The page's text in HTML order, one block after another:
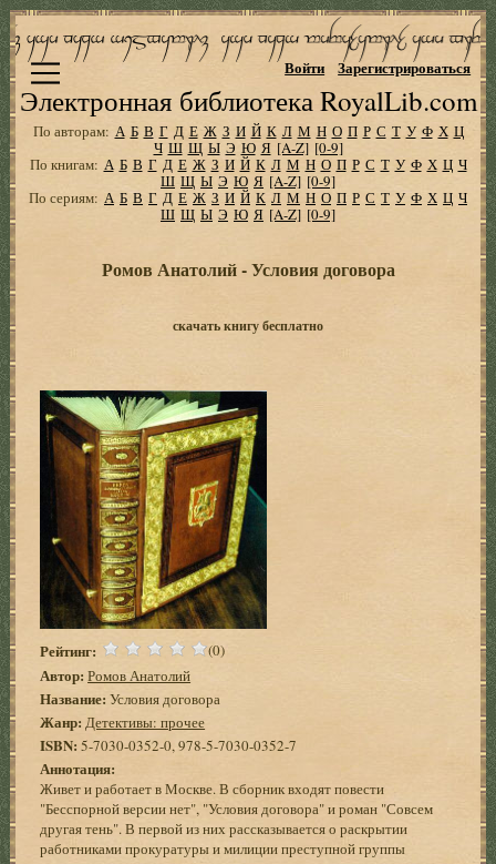
Электронная библиотека RoyalLib.com
Войти Зарегистрироваться
По авторам: А Б В Г Д Е Ж З И Й К Л М Н О П Р С Т У Ф Х Ц
Ч Ш Щ Ы Э Ю Я [A-Z] [0-9]
По книгам: А Б В Г Д Е Ж З И Й К Л М Н О П Р С Т У Ф Х Ц Ч
Ш Щ Ы Э Ю Я [A-Z] [0-9]
По сериям: А Б В Г Д Е Ж З И Й К Л М Н О П Р С Т У Ф Х Ц Ч
Ш Щ Ы Э Ю Я [A-Z] [0-9]
Ромов Анатолий - Условия договора
скачать книгу бесплатно
Рейтинг: (0)
Автор: Ромов Анатолий
Название: Условия договора
Жанр: Детективы: прочее
ISBN: 5-7030-0352-0, 978-5-7030-0352-7
Аннотация:
Живет и работает в Москве. В сборник входят повести
"Бесспорной версии нет", "Условия договора" и роман "Совсем
другая тень". В первой из них рассказывается о раскрытии
работниками прокуратуры и милиции преступной группы